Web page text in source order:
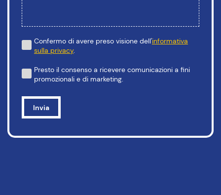
Confermo di avere preso visione dell'informativa
sulla privacy.
Presto il consenso a ricevere comunicazioni a fini
promozionali e di marketing.